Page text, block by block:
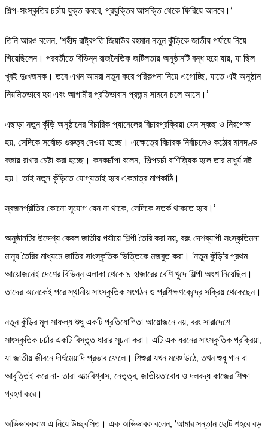
শিল্প-সংস্কৃতির চর্চায় যুক্ত করবে, প্রযুক্তির আসক্তি থেকে ফিরিয়ে আনবে।’
তিনি আরও বলেন, ‘শহীদ রাষ্ট্রপতি জিয়াউর রহমান নতুন কুঁড়িকে জাতীয় পর্যায়ে নিয়ে
গিয়েছিলেন। পরবর্তীতে বিভিন্ন রাজনৈতিক জটিলতায় অনুষ্ঠানটি বন্ধ হয়ে যায়, যা ছিল
খুবই দুঃখজনক। তবে এখন আমরা নতুন করে পরিকল্পনা নিয়ে এগোচ্ছি, যাতে এই অনুষ্ঠান
নিয়মিতভাবে হয় এবং আগামীর প্রতিভাবান প্রজন্ম সামনে চলে আসে।’
এছাড়া নতুন কুঁড়ি অনুষ্ঠানের বিচারিক প্যানেলের বিচারপ্রক্রিয়া যেন স্বচ্ছ ও নিরপেক্ষ
হয়, সেদিকে সর্বোচ্চ গুরুত্ব দেওয়া হচ্ছে। এক্ষেত্রে বিচারক নির্বাচনেও কঠোর মানদণ্ড
বজায় রাখার চেষ্টা করা হচ্ছে। কনকচাঁপা বলেন, ‘শিল্পচর্চা বাণিজ্যিক হলে তার মাধুর্য নষ্ট
হয়। তাই নতুন কুঁড়িতে যোগ্যতাই হবে একমাত্র মাপকাঠি।
স্বজনপ্রীতির কোনো সুযোগ যেন না থাকে, সেদিকে সতর্ক থাকতে হবে।’
অনুষ্ঠানটির উদ্দেশ্য কেবল জাতীয় পর্যায়ে শিল্পী তৈরি করা নয়, বরং দেশব্যাপী সংস্কৃতিমনা
মানুষ তৈরির মাধ্যমে জাতির সাংস্কৃতিক ভিত্তিকে মজবুত করা। ‘নতুন কুঁড়ি’র প্রথম
আয়োজনেই দেশের বিভিন্ন এলাকা থেকে ৯ হাজারের বেশি খুদে শিল্পী অংশ নিয়েছিল।
তাদের অনেকেই পরে স্থানীয় সাংস্কৃতিক সংগঠন ও প্রশিক্ষণকেন্দ্রে সক্রিয় থেকেছেন।
নতুন কুঁড়ির মূল সাফল্য শুধু একটি প্রতিযোগিতা আয়োজনে নয়, বরং সারাদেশে
সাংস্কৃতিক চর্চার একটি বিস্তৃত ধারার সূচনা করা। এটি এক ধরনের সাংস্কৃতিক প্রক্রিয়া,
যা জাতীয় জীবনে দীর্ঘমেয়াদি প্রভাব ফেলে। শিশুরা যখন মঞ্চে উঠে, তখন শুধু গান বা
আবৃত্তিই করে না- তারা আত্মবিশ্বাস, নেতৃত্ব, জাতীয়তাবোধ ও দলবদ্ধ কাজের শিক্ষা
গ্রহণ করে।
অভিভাবকরাও এ নিয়ে উচ্ছ্বসিত। এক অভিভাবক বলেন, ‘আমার সন্তান ছোট শহরে বড়